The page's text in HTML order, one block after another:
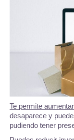
Te permite
desaparece y
pudiendo tener